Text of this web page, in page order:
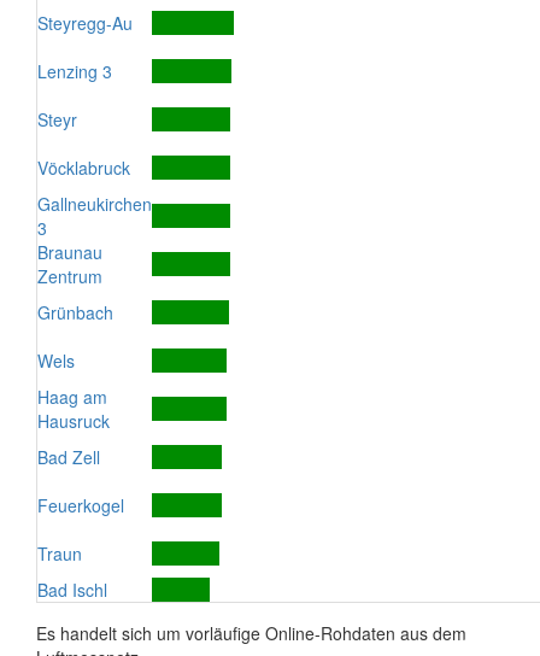
Steyregg-Au
Lenzing 3
Steyr
Vöcklabruck
Gallneukirchen
3
Braunau
Zentrum
Grünbach
Wels
Haag am
Hausruck
Bad Zell
Feuerkogel
Traun
Bad Ischl
Es handelt sich um vorläufige Online-Rohdaten aus dem